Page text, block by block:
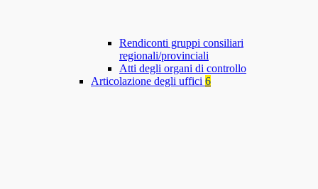
Rendiconti gruppi consiliari
regionali/provinciali
Atti degli organi di controllo
Articolazione degli uffici 6